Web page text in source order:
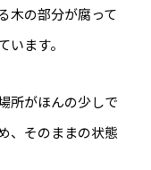
木の部分が腐って
ます。
所がほんの少しで
、そのままの状態